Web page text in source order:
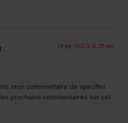
: 24 juin 2011 à 11:25 pm
mon commentaire de specifier
prochains commentaires sur cet